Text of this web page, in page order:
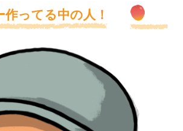
作ってる中の人！